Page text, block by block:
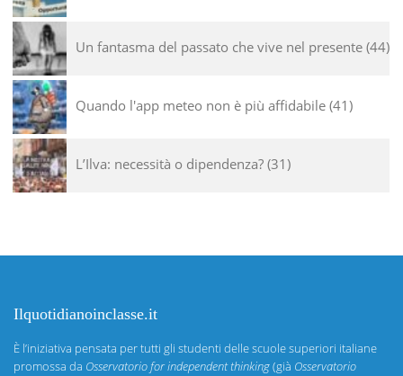
Un fantasma del passato che vive nel presente 44
Quando l'app meteo non è più affidabile 41
L’Ilva: necessità o dipendenza? 31
Ilquotidianoinclasse.it
È l’iniziativa pensata per tutti gli studenti delle scuole superiori italiane
promossa da Osservatorio for independent thinking(già Osservatorio